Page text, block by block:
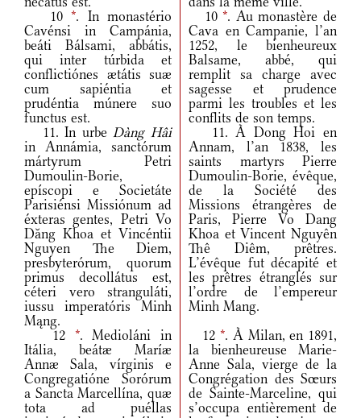
10 *. In monastério
Cavénsi in Campánia,
beáti Bálsami, abbátis,
qui inter túrbida et
conflictiónes ætátis suæ
cum sapiéntia et
prudéntia múnere suo
functus est.
10*. Au monastère de
Cava en Campanie, l’an
1252, le bienheureux
Balsame, abbé, qui
remplit sa charge avec
sagesse et prudence
parmi les troubles et les
conflits de son temps.
11. In urbeDàng Hâi
in Annámia, sanctórum
mártyrum Petri
Dumoulin-Borie,
epíscopi e Societáte
Parisiénsi Missiónum ad
éxteras gentes, Petri Vo
Dăng Khoa et Vincéntii
Nguyen The Diem,
presbyterórum, quorum
primus decollátus est,
céteri vero stranguláti,
iussu imperatóris Minh
Mąng.
11. À Dong Hoi en
Annam, l’an 1838, les
saints martyrs Pierre
Dumoulin-Borie, évêque,
de la Société des
Missions étrangères de
Paris, Pierre Vo Dang
Khoa et Vincent Nguyên
Thê Diêm, prêtres.
L’évêque fut décapité et
les prêtres étranglés sur
l’ordre de l’empereur
Minh Mang.
12 *. Medioláni in
Itália, beátæ Maríæ
Annæ Sala, vírginis e
Congregatióne Sorórum
a Sancta Marcellína, quæ
tota ad puéllas
12 *. À Milan, en 1891,
la bienheureuse Marie-
Anne Sala, vierge de la
Congrégation des Sœurs
de Sainte-Marceline, qui
s’occupa entièrement de